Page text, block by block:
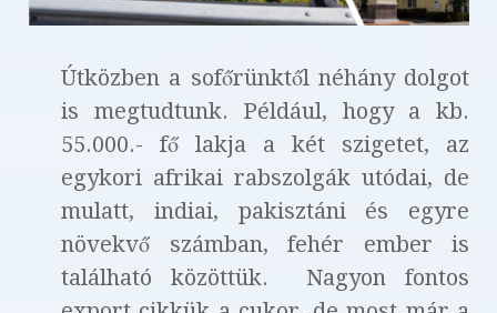
Útközben a sofőrünktől néhány dolgot
is megtudtunk. Például, hogy a kb.
55.000.- fő lakja a két szigetet, az
egykori afrikai rabszolgák utódai, de
mulatt, indiai, pakisztáni és egyre
növekvő számban, fehér ember is
található közöttük. Nagyon fontos